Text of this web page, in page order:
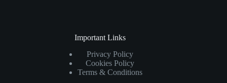
Important Links
Privacy Policy
Cookies Policy
Terms & Conditions